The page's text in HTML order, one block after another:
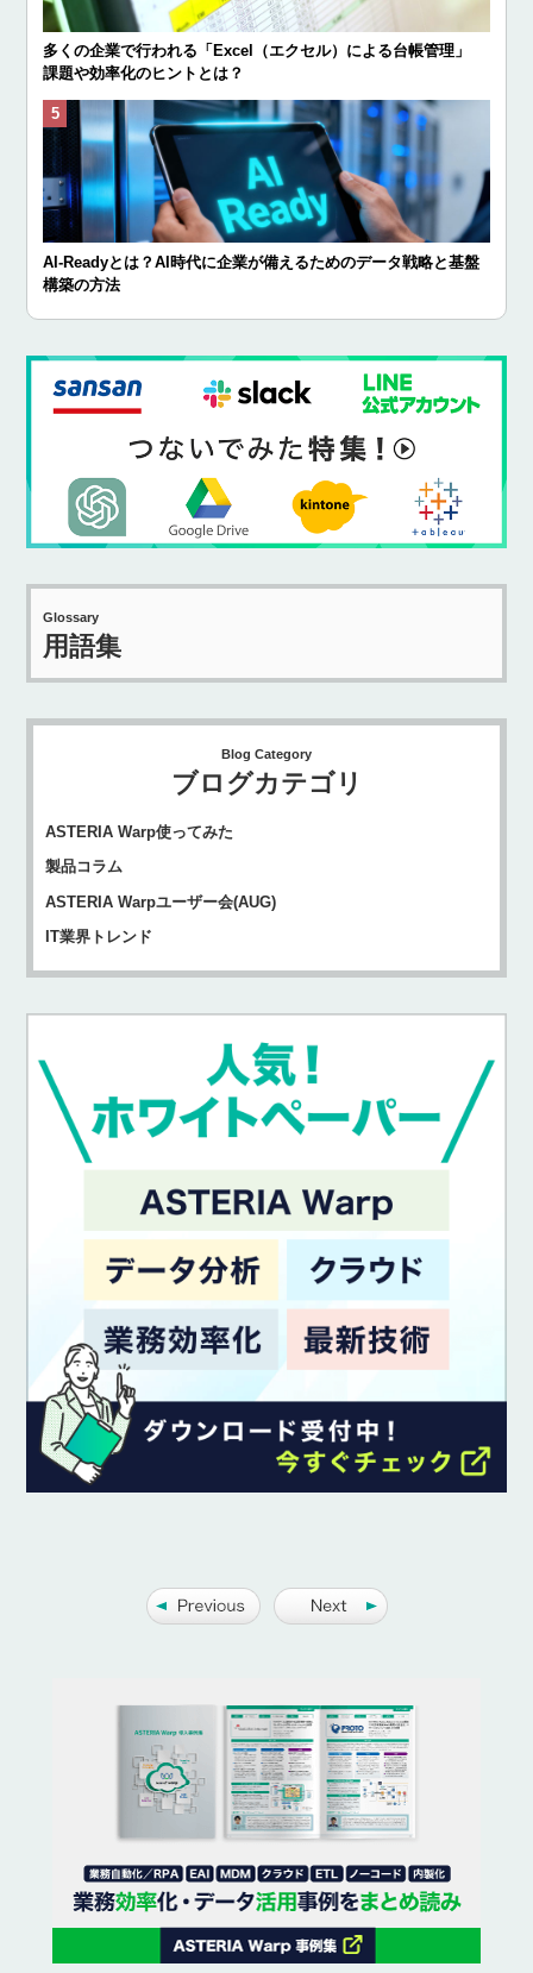
多くの企業で行われる「Excel（エクセル）による台帳管理」
課題や効率化のヒントとは？
AI-Readyとは？AI時代に企業が備えるためのデータ戦略と基盤
構築の方法
Glossary
用語集
Blog Category
ブログカテゴリ
ASTERIA Warp使ってみた
製品コラム
ASTERIA Warpユーザー会(AUG)
IT業界トレンド